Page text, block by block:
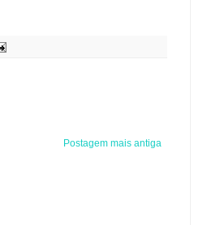
Postagem mais antiga